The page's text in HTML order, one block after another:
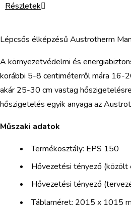
Részletek
Lépcsős élképzésű Austrotherm
A környezetvédelmi és
korábbi 5-8 centiméterről mára 16-
akár 25-30 cm vastag
hőszigetelés egyik anyaga az
Műszaki adatok
Termékosztály: EPS 150
Hővezetési tényező
Hővezetési tényező
Táblaméret: 2015 x 1015